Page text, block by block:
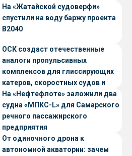
«Петропавловск» проекта CNF22
На «Жатайской судоверфи»
спустили на воду баржу проекта
В2040
ОСК создаст отечественные
аналоги пропульсивных
комплексов для глиссирующих
катеров, скоростных судов и
судов с малой осадкой
На «Нефтефлоте» заложили два
судна «МПКС-L» для Самарского
речного пассажирского
предприятия
От одиночного дрона к
автономной акватории: зачем